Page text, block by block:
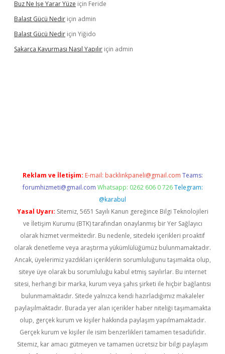
Buz Ne Işe Yarar Yüze için Feride
Balast Gücü Nedir için admin
Balast Gücü Nedir için Yiğido
Sakarca Kavurması Nasıl Yapılır için admin
Reklam ve İletişim: E-mail: backlinkpaneli@gmail.com Teams:
forumhizmeti@gmail.com Whatsapp: 0262 606 0 726 Telegram:
@karabul
Yasal Uyarı: Sitemiz, 5651 Sayılı Kanun gereğince Bilgi Teknolojileri
ve İletişim Kurumu (BTK) tarafından onaylanmış bir Yer Sağlayıcı
olarak hizmet vermektedir. Bu nedenle, sitedeki içerikleri proaktif
olarak denetleme veya araştırma yükümlülüğümüz bulunmamaktadır.
Ancak, üyelerimiz yazdıkları içeriklerin sorumluluğunu taşımakta olup,
siteye üye olarak bu sorumluluğu kabul etmiş sayılırlar. Bu internet
sitesi, herhangi bir marka, kurum veya şahıs şirketi ile hiçbir bağlantısı
bulunmamaktadır. Sitede yalnızca kendi hazırladığımız makaleler
paylaşılmaktadır. Burada yer alan içerikler haber niteliği taşımamakta
olup, gerçek kurum ve kişiler hakkında paylaşım yapılmamaktadır.
Gerçek kurum ve kişiler ile isim benzerlikleri tamamen tesadüfidir.
Sitemiz, kar amacı gütmeyen ve tamamen ücretsiz bir bilgi paylaşım